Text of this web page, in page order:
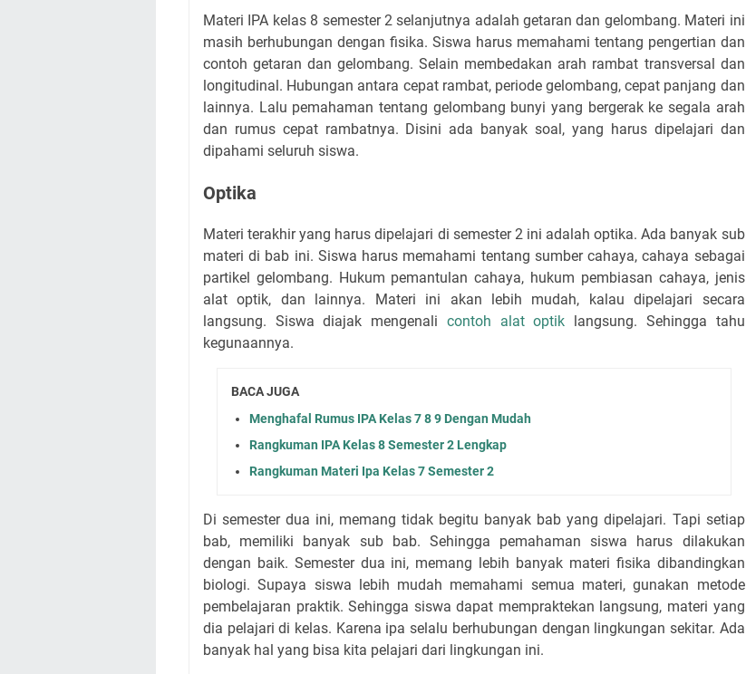
Materi IPA kelas 8 semester 2 selanjutnya adalah getaran dan gelombang. Materi ini
masih berhubungan dengan fisika. Siswa harus memahami tentang pengertian dan
contoh getaran dan gelombang. Selain membedakan arah rambat transversal dan
longitudinal. Hubungan antara cepat rambat, periode gelombang, cepat panjang dan
lainnya. Lalu pemahaman tentang gelombang bunyi yang bergerak ke segala arah
dan rumus cepat rambatnya. Disini ada banyak soal, yang harus dipelajari dan
dipahami seluruh siswa.
Optika
Materi terakhir yang harus dipelajari di semester 2 ini adalah optika. Ada banyak sub
materi di bab ini. Siswa harus memahami tentang sumber cahaya, cahaya sebagai
partikel gelombang. Hukum pemantulan cahaya, hukum pembiasan cahaya, jenis
alat optik, dan lainnya. Materi ini akan lebih mudah, kalau dipelajari secara
langsung. Siswa diajak mengenali contoh alat optik langsung. Sehingga tahu
kegunaannya.
BACA JUGA
Menghafal Rumus IPA Kelas 7 8 9 Dengan Mudah
Rangkuman IPA Kelas 8 Semester 2 Lengkap
Rangkuman Materi Ipa Kelas 7 Semester 2
Di semester dua ini, memang tidak begitu banyak bab yang dipelajari. Tapi setiap
bab, memiliki banyak sub bab. Sehingga pemahaman siswa harus dilakukan
dengan baik. Semester dua ini, memang lebih banyak materi fisika dibandingkan
biologi. Supaya siswa lebih mudah memahami semua materi, gunakan metode
pembelajaran praktik. Sehingga siswa dapat mempraktekan langsung, materi yang
dia pelajari di kelas. Karena ipa selalu berhubungan dengan lingkungan sekitar. Ada
banyak hal yang bisa kita pelajari dari lingkungan ini.